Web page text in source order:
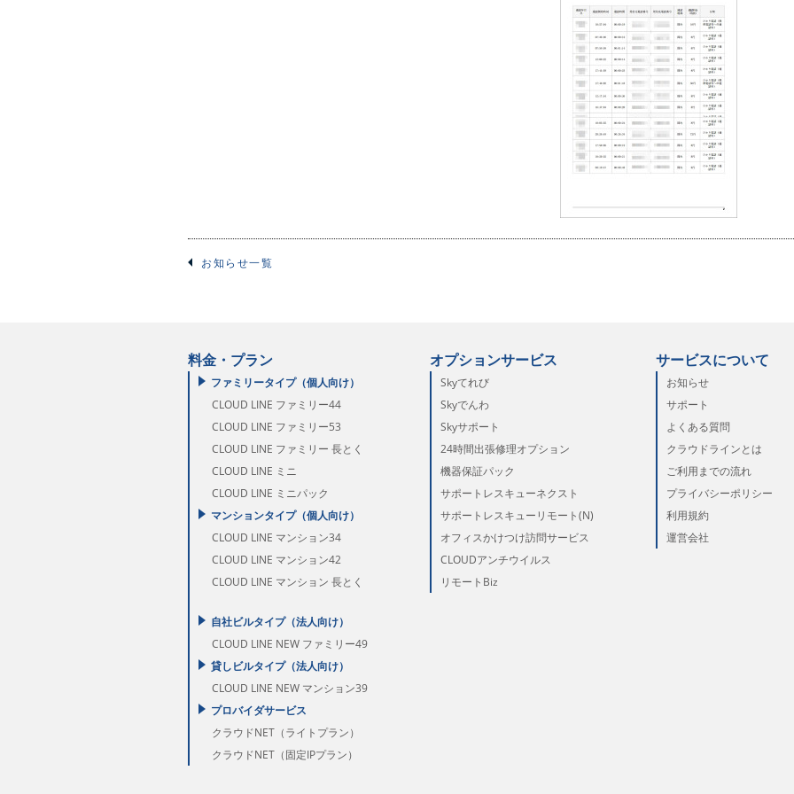
お知らせ一覧
料金・プラン
ファミリータイプ（個人向け）
CLOUD LINE ファミリー44
CLOUD LINE ファミリー53
CLOUD LINE ファミリー 長とく
CLOUD LINE ミニ
CLOUD LINE ミニパック
マンションタイプ（個人向け）
CLOUD LINE マンション34
CLOUD LINE マンション42
CLOUD LINE マンション 長とく
自社ビルタイプ（法人向け）
CLOUD LINE NEW ファミリー49
貸しビルタイプ（法人向け）
CLOUD LINE NEW マンション39
プロバイダサービス
クラウドNET（ライトプラン）
クラウドNET（固定IPプラン）
オプションサービス
Skyてれび
Skyでんわ
Skyサポート
24時間出張修理オプション
機器保証パック
サポートレスキューネクスト
サポートレスキューリモート(N)
オフィスかけつけ訪問サービス
CLOUDアンチウイルス
リモートBiz
サービスについて
お知らせ
サポート
よくある質問
クラウドラインとは
ご利用までの流れ
プライバシーポリシー
利用規約
運営会社